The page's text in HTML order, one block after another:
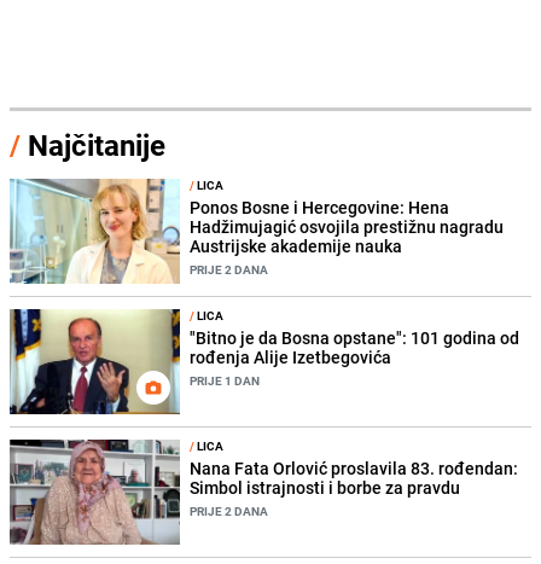
/ Najčitanije
/LICA
Ponos Bosne i Hercegovine: Hena
Hadžimujagić osvojila prestižnu nagradu
Austrijske akademije nauka
PRIJE 2 DANA
/LICA
"Bitno je da Bosna opstane": 101 godina od
rođenja Alije Izetbegovića
PRIJE 1 DAN
/LICA
Nana Fata Orlović proslavila 83. rođendan:
Simbol istrajnosti i borbe za pravdu
PRIJE 2 DANA